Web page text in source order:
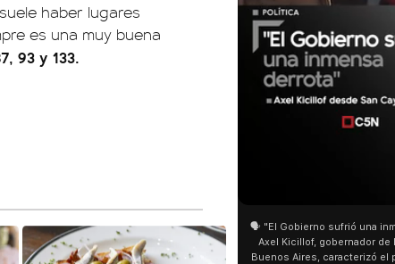
haber lugares
es una muy buena
93 y 133.
🗣️ "El Gobierno sufrió una
Axel Kicillof, gobernador de
Buenos Aires, caracterizó el